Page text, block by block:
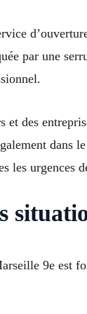
par une
des
dans
les urgences
9e est